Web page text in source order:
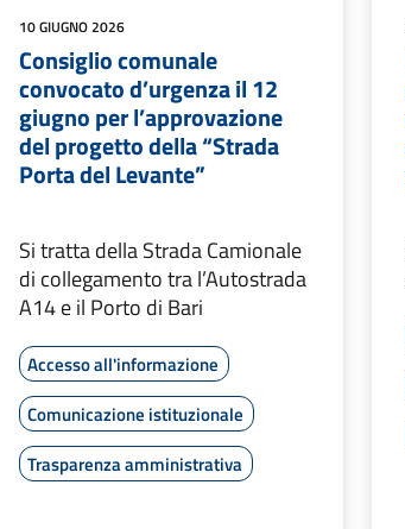
10 GIUGNO 2026
Consiglio comunale
convocato d’urgenza il 12
giugno per l’approvazione
del progetto della “Strada
Porta del Levante”
Si tratta della Strada Camionale
di collegamento tra l’Autostrada
A14 e il Porto di Bari
Accesso all'informazione
Comunicazione istituzionale
Trasparenza amministrativa